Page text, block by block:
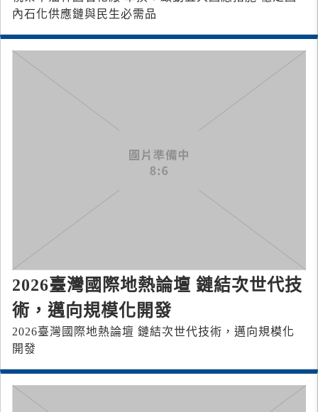
內石化供應鏈與民生必需品
2026臺灣國際地熱論壇 鏈結次世代技
術，邁向規模化開發
2026臺灣國際地熱論壇 鏈結次世代技術，邁向規模化
開發